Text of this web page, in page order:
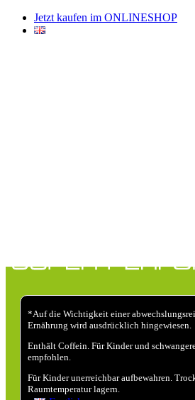
Jetzt kaufen im ONLINESHOP
*Auf die Wichtigkeit einer
Ernährung wird ausdrücklich hingewiesen.
Enthält Coffein. Für Kinder und
empfohlen.
Für Kinder unerreichbar aufbewahren.
Raumtemperatur lagern.